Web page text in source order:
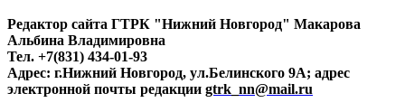
Редактор сайта ГТРК "Нижний Новгород" Макарова
Альбина Владимировна
Тел. +7(831) 434-01-93
Адрес: г.Нижний Новгород, ул.Белинского 9А; адрес
электронной почты редакции gtrk_nn@mail.ru